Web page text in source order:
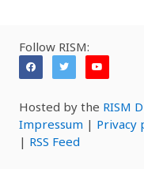
Follow RISM:
Hosted by the RISM
Impressum | Privacy
| RSS Feed